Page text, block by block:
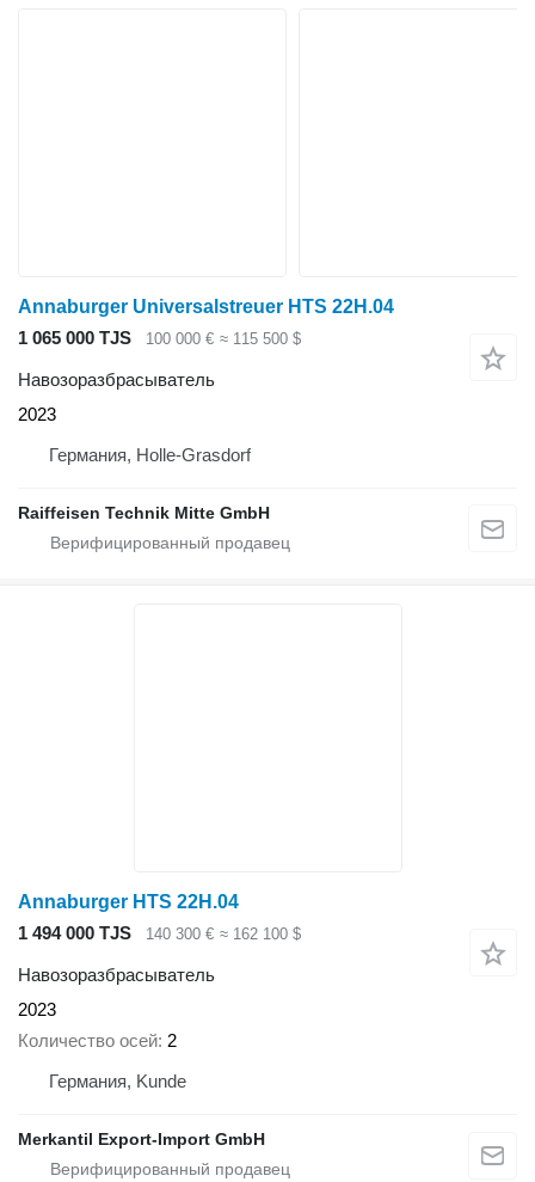
Annaburger Universalstreuer HTS 22H.04
1 065 000 TJS
100 000 € ≈ 115 500 $
Навозоразбрасыватель
2023
Германия, Holle-Grasdorf
Raiffeisen Technik Mitte GmbH
Annaburger HTS 22H.04
1 494 000 TJS
140 300 € ≈ 162 100 $
Навозоразбрасыватель
2023
Количество осей 2
Германия, Kunde
Merkantil Export-Import GmbH